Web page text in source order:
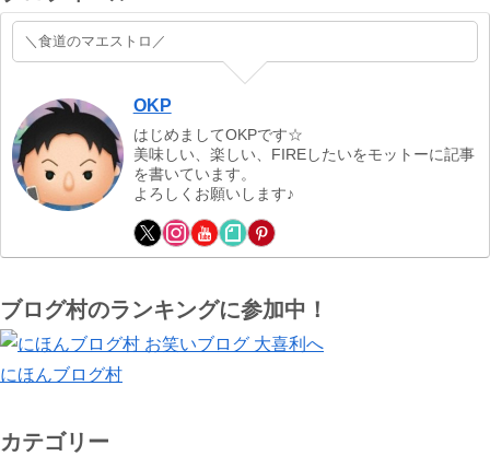
＼食道のマエストロ／
OKP
はじめましてOKPです☆
美味しい、楽しい、FIREしたいをモットーに記事
を書いています。
よろしくお願いします♪
ブログ村のランキングに参加中！
にほんブログ村
カテゴリー